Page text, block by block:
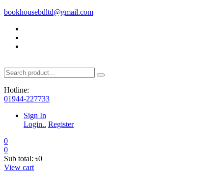
bookhousebdltd@gmail.com
Hotline:
01944-227733
Sign In
Login.. Register
0
0
Sub total: ৳0
View cart